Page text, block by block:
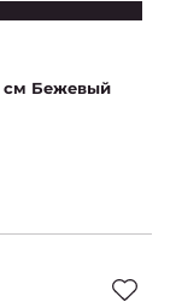
см Бежевый